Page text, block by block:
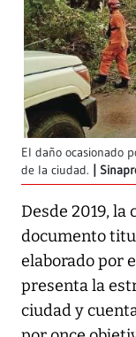
El daño ocasionado
de la ciudad.
Desde 2019, la
documento
elaborado por
presenta la
ciudad y